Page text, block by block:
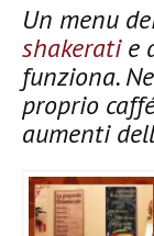
Un menu
shakeratie
funziona.
proprio
aumenti